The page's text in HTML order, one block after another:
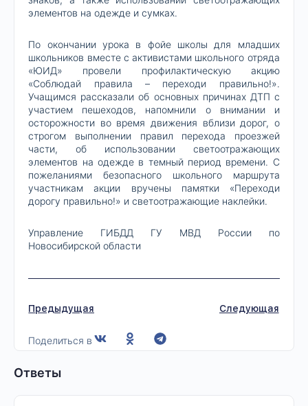
элементов на одежде и сумках.
По окончании урока в фойе школы для младших
школьников вместе с активистами школьного отряда
«ЮИД» провели профилактическую акцию
«Соблюдай правила – переходи правильно!».
Учащимся рассказали об основных причинах ДТП с
участием пешеходов, напомнили о внимании и
осторожности во время движения вблизи дорог, о
строгом выполнении правил перехода проезжей
части, об использовании светоотражающих
элементов на одежде в темный период времени. С
пожеланиями безопасного школьного маршрута
участникам акции вручены памятки «Переходи
дорогу правильно!» и светоотражающие наклейки.
Управление ГИБДД ГУ МВД России по
Новосибирской области
Предыдущая Следующая
Поделиться в
Ответы